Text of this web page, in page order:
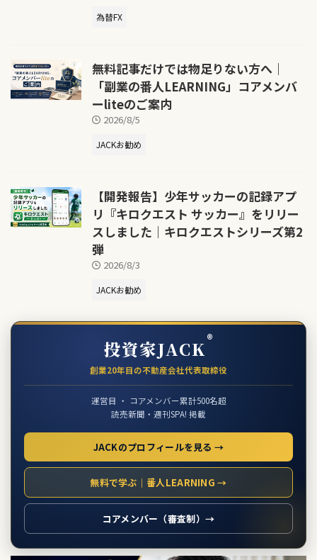
為替FX
無料記事だけでは物足りない方へ｜
「副業の番人LEARNING」コアメンバ
ーliteのご案内
2026/8/5
JACKお勧め
【開発報告】少年サッカーの記録アプ
リ『キロクエスト サッカー』をリリー
スしました｜キロクエストシリーズ第2
弾
2026/8/3
JACKお勧め
投資家JACK®
創業20年目の不動産会社代表取締役
運営目 ・ コアメンバー累計500名超
読売新聞・週刊SPA! 掲載
JACKのプロフィールを見る →
無料で学ぶ｜番人LEARNING →
コアメンバー（審査制）→